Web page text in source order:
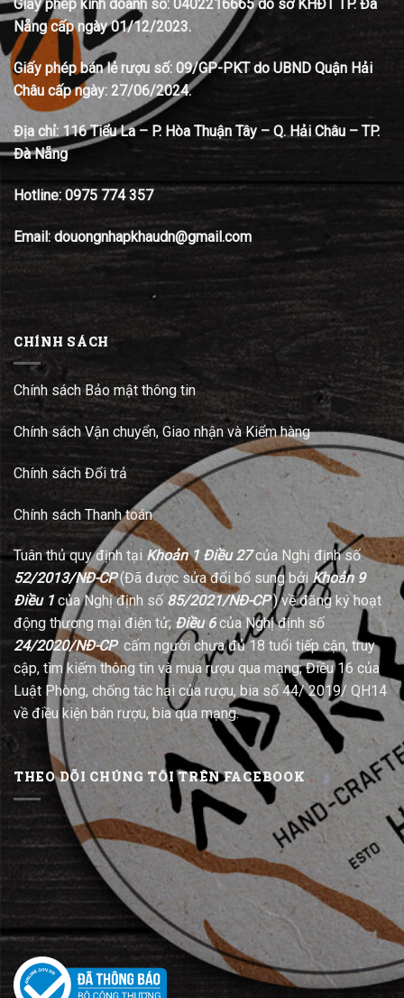
Giấy phép kinh doanh số: 0402216665 do sở KHĐT TP. Đà
Nẵng cấp ngày 01/12/2023.
Giấy phép bán lẻ rượu số: 09/GP-PKT do UBND Quận Hải
Châu cấp ngày: 27/06/2024.
Địa chỉ: 116 Tiểu La – P. Hòa Thuận Tây – Q. Hải Châu – TP.
Đà Nẵng
Hotline: 0975 774 357
Email: douongnhapkhaudn@gmail.com
CHÍNH SÁCH
Chính sách Bảo mật thông tin
Chính sách Vận chuyển, Giao nhận và Kiểm hàng
Chính sách Đổi trả
Chính sách Thanh toán
Tuân thủ quy định tại Khoản 1 Điều 27của Nghị định số
52/2013/NĐ-CP(Đã được sửa đổi bổ sung bởi Khoản 9
Điều 1của Nghị định số 85/2021/NĐ-CP) về đăng ký hoạt
động thương mại điện tử; Điều 6của Nghị định số
24/2020/NĐ-CPcấm người chưa đủ 18 tuổi tiếp cận, truy
cập, tìm kiếm thông tin và mua rượu qua mạng; Điều 16 của
Luật Phòng, chống tác hại của rượu, bia số 44/ 2019/ QH14
về điều kiện bán rượu, bia qua mạng.
THEO DÕI CHÚNG TÔI TRÊN FACEBOOK